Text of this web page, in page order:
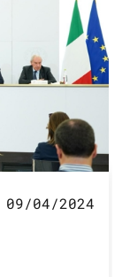
09/04/2024